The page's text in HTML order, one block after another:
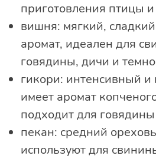
приготовления птицы
вишня: мягкий,
аромат, идеален для
говядины, дичи и
гикори: интенсивный
имеет аромат
подходит для
пекан: средний
используют для